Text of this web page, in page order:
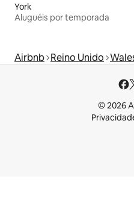
York
Aluguéis por temporada
Airbnb Reino Unido
© 2026